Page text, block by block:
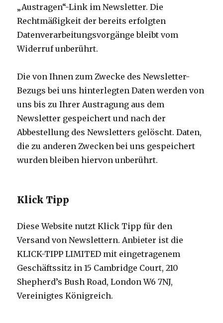
„Austragen“-Link im Newsletter. Die
Rechtmäßigkeit der bereits erfolgten
Datenverarbeitungsvorgänge bleibt vom
Widerruf unberührt.
Die von Ihnen zum Zwecke des Newsletter-
Bezugs bei uns hinterlegten Daten werden von
uns bis zu Ihrer Austragung aus dem
Newsletter gespeichert und nach der
Abbestellung des Newsletters gelöscht. Daten,
die zu anderen Zwecken bei uns gespeichert
wurden bleiben hiervon unberührt.
Klick Tipp
Diese Website nutzt Klick Tipp für den
Versand von Newslettern. Anbieter ist die
KLICK-TIPP LIMITED mit eingetragenem
Geschäftssitz in 15 Cambridge Court, 210
Shepherd’s Bush Road, London W6 7NJ,
Vereinigtes Königreich.